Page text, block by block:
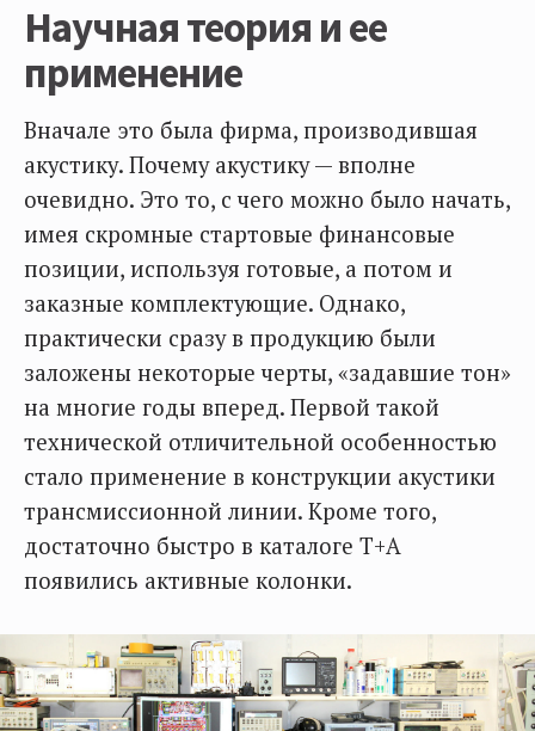
Научная теория и ее
применение
Вначале это была фирма, производившая
акустику. Почему акустику — вполне
очевидно. Это то, с чего можно было начать,
имея скромные стартовые финансовые
позиции, используя готовые, а потом и
заказные комплектующие. Однако,
практически сразу в продукцию были
заложены некоторые черты, «задавшие тон»
на многие годы вперед. Первой такой
технической отличительной особенностью
стало применение в конструкции акустики
трансмиссионной линии. Кроме того,
достаточно быстро в каталоге T+A
появились активные колонки.